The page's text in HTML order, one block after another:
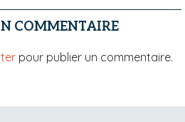
COMMENTAIRE
pour publier un commentaire.